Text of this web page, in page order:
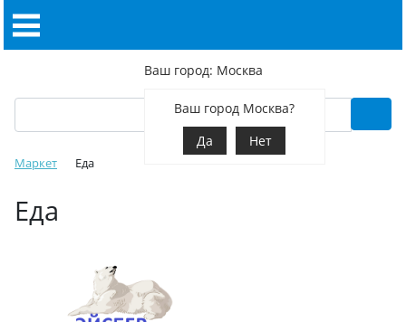
Ваш город: Москва
Ваш город Москва?
Да
Нет
Маркет Еда
Еда